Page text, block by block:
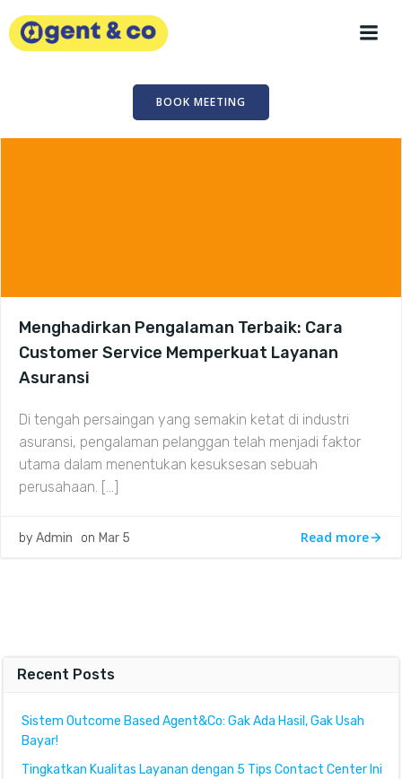
BOOK MEETING
Menghadirkan Pengalaman Terbaik: Cara
Customer Service Memperkuat Layanan
Asuransi
Di tengah persaingan yang semakin ketat di industri
asuransi, pengalaman pelanggan telah menjadi faktor
utama dalam menentukan kesuksesan sebuah
perusahaan. […]
by Admin on Mar 5 Read more
Recent Posts
Sistem Outcome Based Agent&Co: Gak Ada Hasil, Gak Usah
Bayar!
Tingkatkan Kualitas Layanan dengan 5 Tips Contact Center Ini